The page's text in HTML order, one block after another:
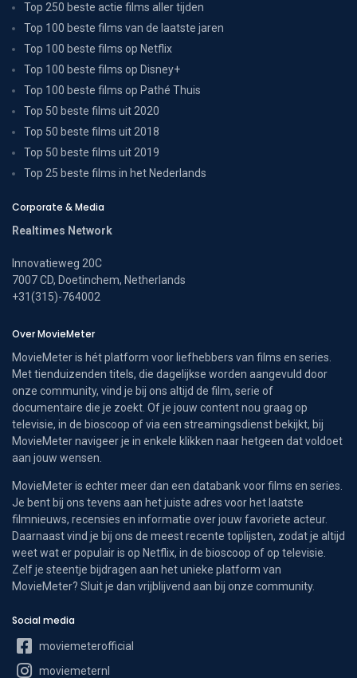
Top 250 beste actie films aller tijden
Top 100 beste films van de laatste jaren
Top 100 beste films op Netflix
Top 100 beste films op Disney+
Top 100 beste films op Pathé Thuis
Top 50 beste films uit 2020
Top 50 beste films uit 2018
Top 50 beste films uit 2019
Top 25 beste films in het Nederlands
Corporate & Media
Realtimes Network
Innovatieweg 20C
7007 CD, Doetinchem, Netherlands
+31(315)-764002
Over MovieMeter
MovieMeter is hét platform voor liefhebbers van films en series.
Met tienduizenden titels, die dagelijkse worden aangevuld door
onze community, vind je bij ons altijd de film, serie of
documentaire die je zoekt. Of je jouw content nou graag op
televisie, in de bioscoop of via een streamingsdienst bekijkt, bij
MovieMeter navigeer je in enkele klikken naar hetgeen dat voldoet
aan jouw wensen.
MovieMeter is echter meer dan een databank voor films en series.
Je bent bij ons tevens aan het juiste adres voor het laatste
filmnieuws, recensies en informatie over jouw favoriete acteur.
Daarnaast vind je bij ons de meest recente toplijsten, zodat je altijd
weet wat er populair is op Netflix, in de bioscoop of op televisie.
Zelf je steentje bijdragen aan het unieke platform van
MovieMeter? Sluit je dan vrijblijvend aan bij onze community.
Social media
moviemeterofficial
moviemeternl